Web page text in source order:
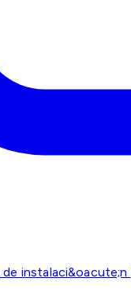
instalaci&oacute;n